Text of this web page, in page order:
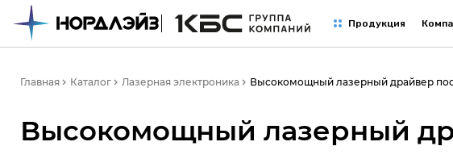
Продукция
Главная Каталог Лазерная электроника Высокомощный лазерный драйвер
Высокомощный лазерный